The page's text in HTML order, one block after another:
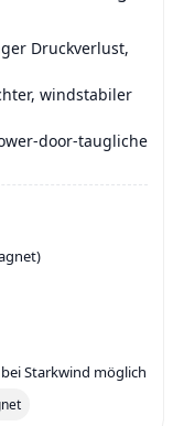
Druckverlust,
windstabiler
door-taugliche
Starkwind möglich